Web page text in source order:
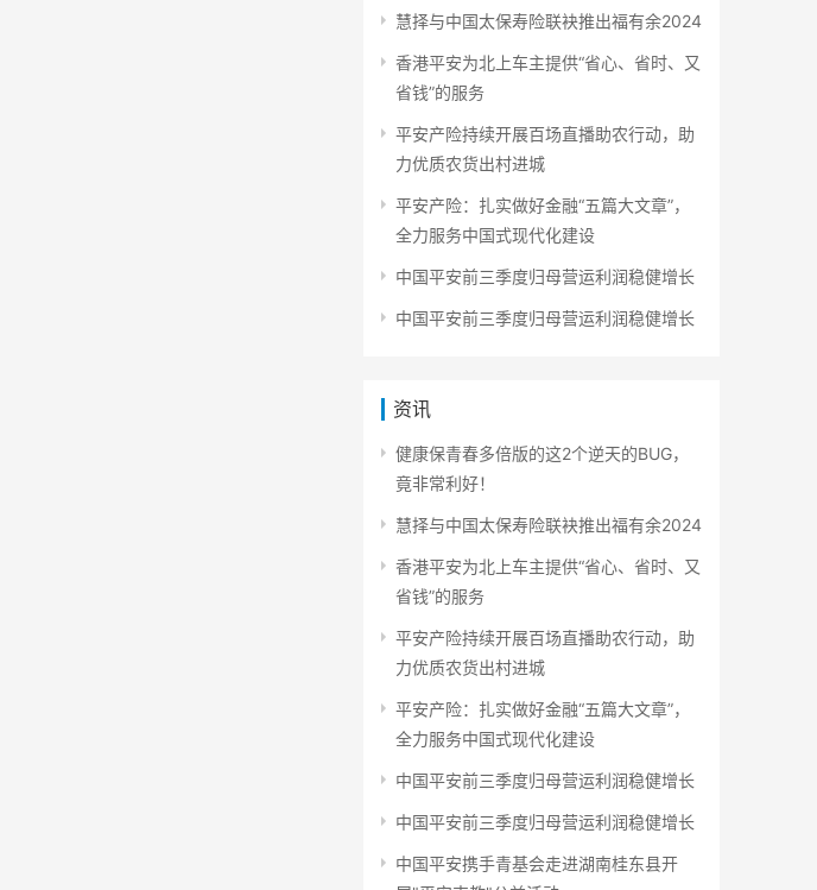
慧择与中国太保寿险联袂推出福有余2024
香港平安为北上车主提供“省心、省时、又
省钱”的服务
平安产险持续开展百场直播助农行动，助
力优质农货出村进城
平安产险：扎实做好金融“五篇大文章”，
全力服务中国式现代化建设
中国平安前三季度归母营运利润稳健增长
中国平安前三季度归母营运利润稳健增长
资讯
健康保青春多倍版的这2个逆天的BUG，
竟非常利好！
慧择与中国太保寿险联袂推出福有余2024
香港平安为北上车主提供“省心、省时、又
省钱”的服务
平安产险持续开展百场直播助农行动，助
力优质农货出村进城
平安产险：扎实做好金融“五篇大文章”，
全力服务中国式现代化建设
中国平安前三季度归母营运利润稳健增长
中国平安前三季度归母营运利润稳健增长
中国平安携手青基会走进湖南桂东县开